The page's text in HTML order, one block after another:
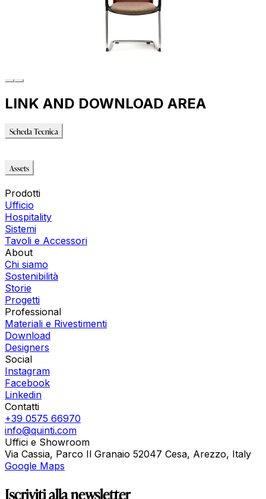
LINK AND DOWNLOAD AREA
Scheda Tecnica
Assets
Prodotti
Ufficio
Hospitality
Sistemi
Tavoli e Accessori
About
Chi siamo
Sostenibilità
Storie
Progetti
Professional
Materiali e Rivestimenti
Download
Designers
Social
Instagram
Facebook
Linkedin
Contatti
+39 0575 66970
info@quinti.com
Uffici e Showroom
Via Cassia, Parco Il Granaio 52047 Cesa, Arezzo, Italy
Google Maps
Iscriviti alla newsletter